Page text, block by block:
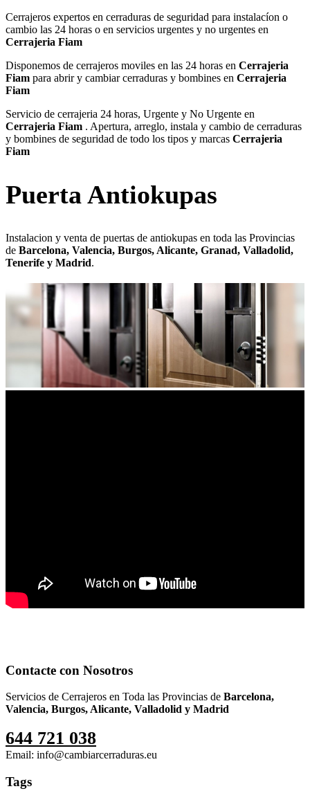
Cerrajeros expertos en cerraduras de seguridad para instalacíon o
cambio las 24 horas o en servicios urgentes y no urgentes en
Cerrajeria Fiam
Disponemos de cerrajeros moviles en las 24 horas en Cerrajeria
Fiam para abrir y cambiar cerraduras y bombines en Cerrajeria
Fiam
Servicio de cerrajeria 24 horas, Urgente y No Urgente en
Cerrajeria Fiam . Apertura, arreglo, instala y cambio de cerraduras
y bombines de seguridad de todo los tipos y marcas Cerrajeria
Fiam
Puerta Antiokupas
Instalacion y venta de puertas de antiokupas en toda las Provincias
de Barcelona, Valencia, Burgos, Alicante, Granad, Valladolid,
Tenerife y Madrid.
Contacte con Nosotros
Servicios de Cerrajeros en Toda las Provincias de Barcelona,
Valencia, Burgos, Alicante, Valladolid y Madrid
644 721 038
Email: info@cambiarcerraduras.eu
Tags